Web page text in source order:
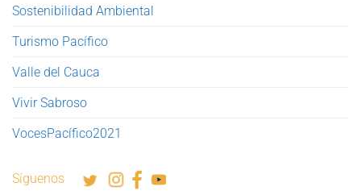
Sostenibilidad Ambiental
Turismo Pacífico
Valle del Cauca
Vivir Sabroso
VocesPacífico2021
Síguenos